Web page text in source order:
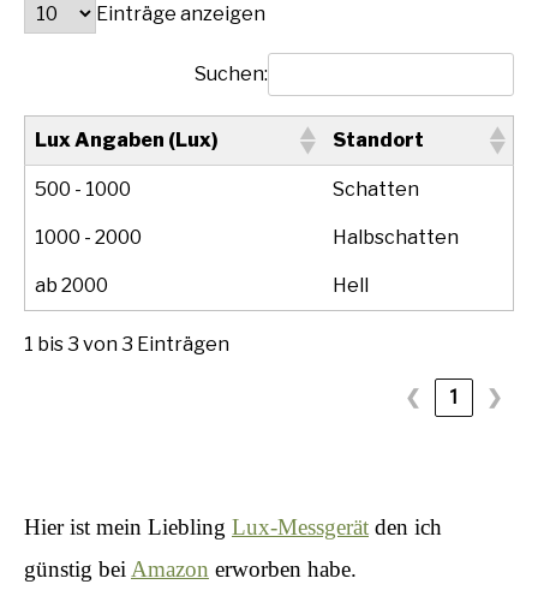
Einträge anzeigen
Suchen:
Lux Angaben (Lux) Standort
500 - 1000 Schatten
1000 - 2000 Halbschatten
ab 2000 Hell
1 bis 3 von 3 Einträgen
❮ 1 ❯
Hier ist mein Liebling Lux-Messgerät den ich
günstig beiAmazon erworben habe.